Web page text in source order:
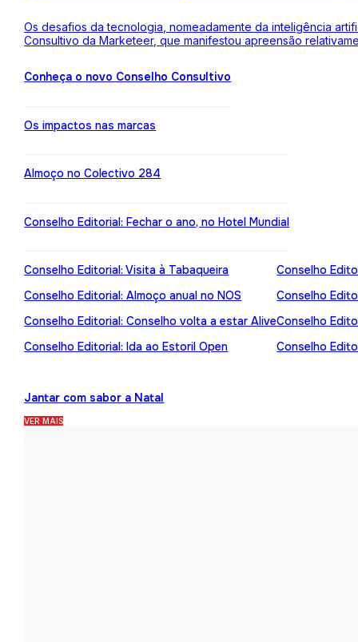
Os desafios da tecnologia, nomeadamente da inteligência
Consultivo da Marketeer, que manifestou apreensão
Conheça o novo Conselho Consultivo
Os impactos nas marcas
Almoço no Colectivo 284
Conselho Editorial: Fechar o ano, no Hotel Mundial
Conselho Editorial: Visita à Tabaqueira
Conselho Editorial: Almoço anual no NOS
Conselho Editorial: Conselho volta a estar Alive
Conselho Editorial: Ida ao Estoril Open
Conselho
Conselho
Conselho
Conselho
Jantar com sabor a Natal
VER MAIS